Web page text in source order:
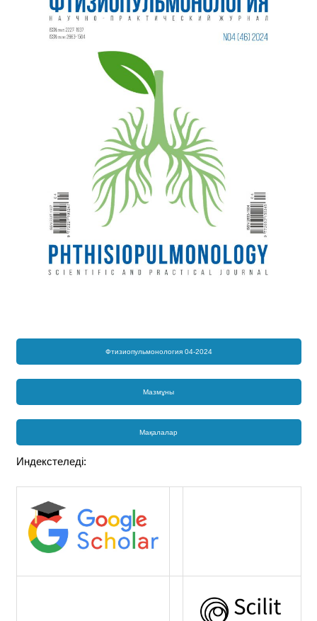
Фтизиопульмонология 04-2024
Мазмұны
Мақалалар
Индекстеледі: